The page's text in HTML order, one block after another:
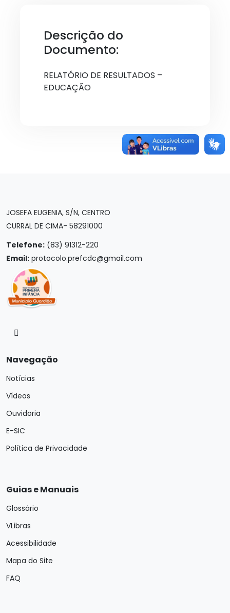
Descrição do
Documento:
RELATÓRIO DE RESULTADOS –
EDUCAÇÃO
JOSEFA EUGENIA, S/N, CENTRO
CURRAL DE CIMA- 58291000
Telefone: (83) 91312-220
Email: protocolo.prefcdc@gmail.com
Navegação
Notícias
Vídeos
Ouvidoria
E-SIC
Política de Privacidade
Guias e Manuais
Glossário
VLibras
Acessibilidade
Mapa do Site
FAQ